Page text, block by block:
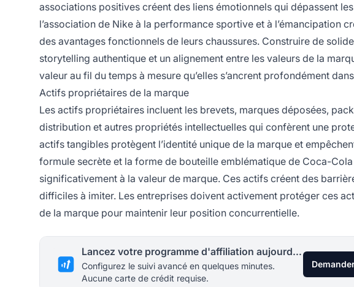
associations positives créent des liens émotionnels qui dépassent
l’association de Nike à la performance sportive et à l’émancipation
des avantages fonctionnels de leurs chaussures. Construire de
storytelling authentique et un alignement entre les valeurs de la
valeur au fil du temps à mesure qu’elles s’ancrent profondément
Actifs propriétaires de la marque
Les actifs propriétaires incluent les brevets, marques déposées,
distribution et autres propriétés intellectuelles qui confèrent une
actifs tangibles protègent l’identité unique de la marque et
formule secrète et la forme de bouteille emblématique de Coca-
significativement à la valeur de marque. Ces actifs créent des
difficiles à imiter. Les entreprises doivent activement protéger ces
de la marque pour maintenir leur position concurrentielle.
Lancez votre programme d'affiliation aujourd'hui
Configurez le suivi avancé en quelques minutes.
Aucune carte de crédit requise.